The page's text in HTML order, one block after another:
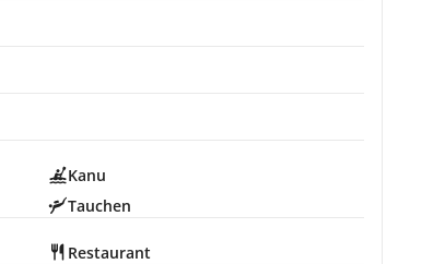
Kanu
Tauchen
Restaurant